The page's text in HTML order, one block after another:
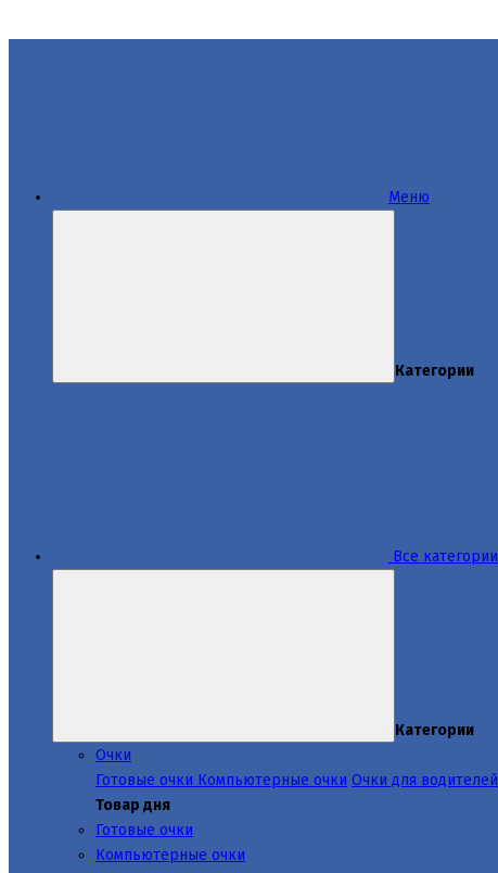
Меню
Категории
Все категории
Категории
Очки
Готовые очки Компьютерные очки Очки для водителей
Товар дня
Готовые очки
Компьютерные очки